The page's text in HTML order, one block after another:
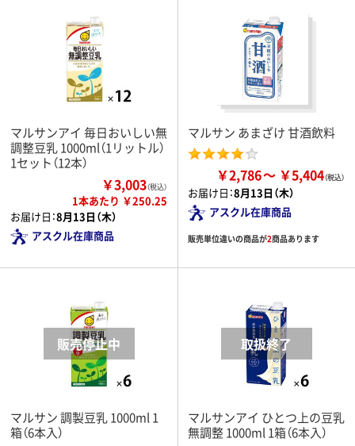
マルサンアイ 毎日おいしい無
調整豆乳 1000ml（1リットル）
1セット（12本）
￥3,003（税込）
1本あたり ￥250.25
お届け日：8月13日（木）
アスクル在庫商品
マルサン あまざけ 甘酒飲料
￥2,786 ￥5,404
お届け日：8月13日（木）
アスクル在庫商品
販売単位違いの商品が2商品あります
マルサン 調製豆乳 1000ml 1
箱（6本入）
マルサンアイ ひとつ上の豆乳
無調整 1000ml 1箱（6本入）